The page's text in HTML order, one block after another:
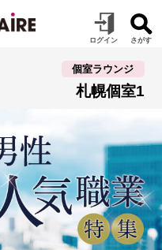
個室ラウンジ
札幌個室1